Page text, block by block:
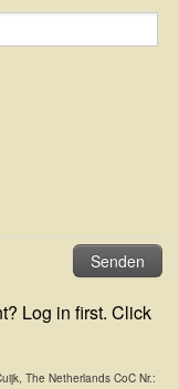
Log in first. Click
The Netherlands CoC Nr.: